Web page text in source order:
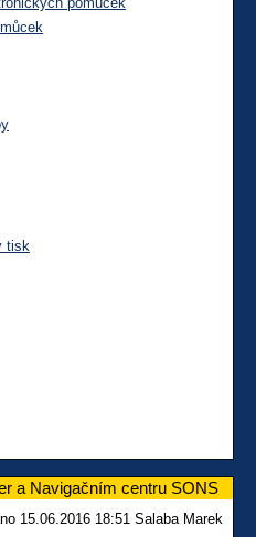
tisk
a Navigačním centru SONS
15.06.2016 18:51 Salaba Marek